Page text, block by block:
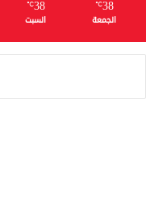
38
℃
الجمعة
38
℃
السبت